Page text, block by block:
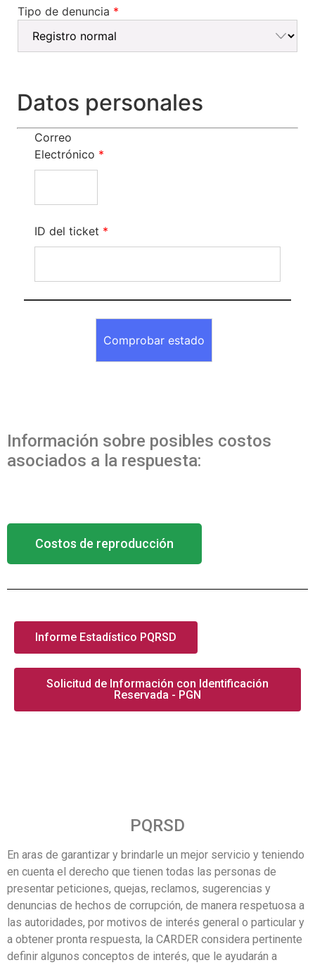
Tipo de denuncia *
Datos personales
Correo
Electrónico *
ID del ticket *
Información sobre posibles costos
asociados a la respuesta:
Costos de reproducción
Informe Estadístico PQRSD
Solicitud de Información con Identificación
Reservada - PGN
PQRSD
En aras de garantizar y brindarle un mejor servicio y teniendo
en cuenta el derecho que tienen todas las personas de
presentar peticiones, quejas, reclamos, sugerencias y
denuncias de hechos de corrupción, de manera respetuosa a
las autoridades, por motivos de interés general o particular y
a obtener pronta respuesta, la CARDER considera pertinente
definir algunos conceptos de interés, que le ayudarán a